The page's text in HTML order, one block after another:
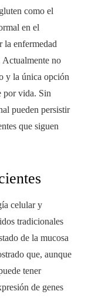
como el
en el
la enfermedad
Actualmente no
y la única opción
por vida. Sin
pueden persistir
que siguen
celular y
tradicionales
de la mucosa
que, aunque
tener
de genes